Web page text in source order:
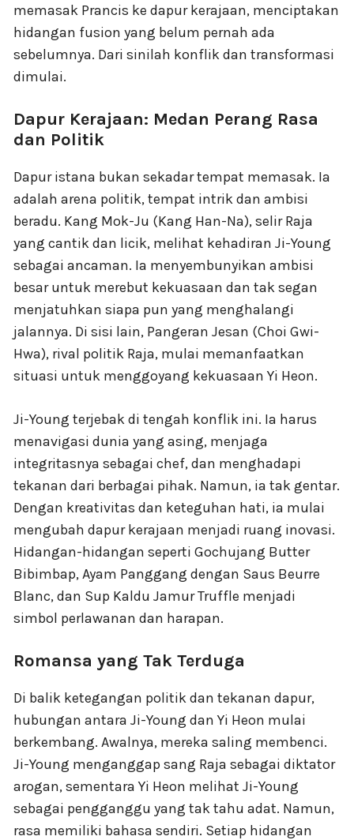
memasak Prancis ke dapur kerajaan, menciptakan
hidangan fusion yang belum pernah ada
sebelumnya. Dari sinilah konflik dan transformasi
dimulai.
Dapur Kerajaan: Medan Perang Rasa
dan Politik
Dapur istana bukan sekadar tempat memasak. Ia
adalah arena politik, tempat intrik dan ambisi
beradu. Kang Mok-Ju (Kang Han-Na), selir Raja
yang cantik dan licik, melihat kehadiran Ji-Young
sebagai ancaman. Ia menyembunyikan ambisi
besar untuk merebut kekuasaan dan tak segan
menjatuhkan siapa pun yang menghalangi
jalannya. Di sisi lain, Pangeran Jesan (Choi Gwi-
Hwa), rival politik Raja, mulai memanfaatkan
situasi untuk menggoyang kekuasaan Yi Heon.
Ji-Young terjebak di tengah konflik ini. Ia harus
menavigasi dunia yang asing, menjaga
integritasnya sebagai chef, dan menghadapi
tekanan dari berbagai pihak. Namun, ia tak gentar.
Dengan kreativitas dan keteguhan hati, ia mulai
mengubah dapur kerajaan menjadi ruang inovasi.
Hidangan-hidangan seperti Gochujang Butter
Bibimbap, Ayam Panggang dengan Saus Beurre
Blanc, dan Sup Kaldu Jamur Truffle menjadi
simbol perlawanan dan harapan.
Romansa yang Tak Terduga
Di balik ketegangan politik dan tekanan dapur,
hubungan antara Ji-Young dan Yi Heon mulai
berkembang. Awalnya, mereka saling membenci.
Ji-Young menganggap sang Raja sebagai diktator
arogan, sementara Yi Heon melihat Ji-Young
sebagai pengganggu yang tak tahu adat. Namun,
rasa memiliki bahasa sendiri. Setiap hidangan